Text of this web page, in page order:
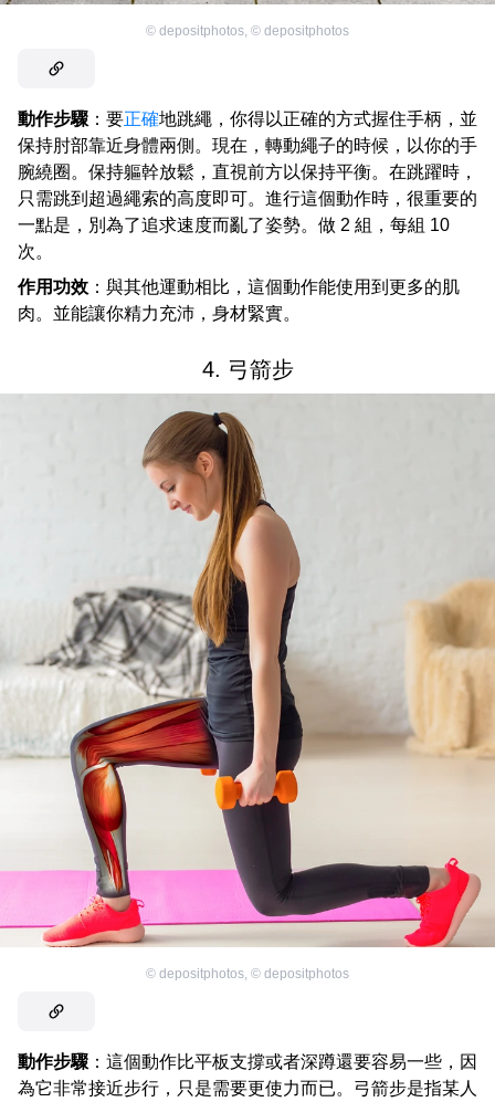
© depositphotos © depositphotos
動作步驟 ：要正確地跳繩，你得以正確的方式握住手柄，並
保持肘部靠近身體兩側。現在，轉動繩子的時候，以你的手
腕繞圈。保持軀幹放鬆，直視前方以保持平衡。在跳躍時，
只需跳到超過繩索的高度即可。進行這個動作時，很重要的
一點是，別為了追求速度而亂了姿勢。做 2 組，每組 10
次。
作用功效 ：與其他運動相比，這個動作能使用到更多的肌
肉。並能讓你精力充沛，身材緊實。
4. 弓箭步
© depositphotos © depositphotos
動作步驟 ：這個動作比平板支撐或者深蹲還要容易一些，因
為它非常接近步行，只是需要更使力而已。弓箭步是指某人